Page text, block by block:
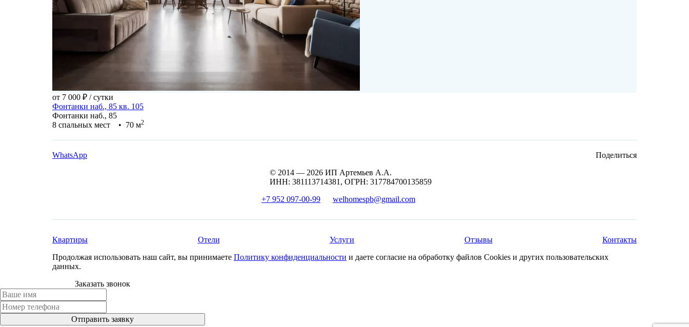
от 7 000 ₽ / сутки
Фонтанки наб., 85 кв. 105
Фонтанки наб., 85
8 спальных мест • 70 м2
WhatsApp Поделиться
© 2014 — 2026 ИП Артемьев А.А.
ИНН: 381113714381, ОГРН: 317784700135859
+7 952 097-00-99
welhomespb@gmail.com
Квартиры Отели Услуги Отзывы
Контакты
Продолжая использовать наш сайт, вы принимаете Политику конфиденциальности и даете согласие на обработку файлов Cookies и других пользовательских
данных.
Заказать звонок
Отправить заявку